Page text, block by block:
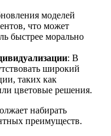
моделей
что может
быстрее морально
: В
широкий
таких как
цветовые решения.
набирать
преимуществ.